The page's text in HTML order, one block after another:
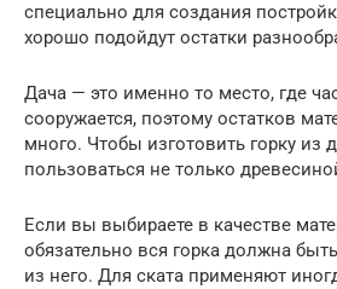
специально для создания
хорошо подойдут остатки
Дача — это именно то место, где
сооружается, поэтому остатков
много. Чтобы изготовить горку из
пользоваться не только
Если вы выбираете в качестве
обязательно вся горка должна
из него. Для ската применяют